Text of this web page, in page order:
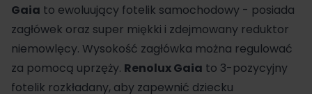
Gaia to ewoluujący fotelik samochodowy - posiada
zagłówek oraz super miękki i zdejmowany reduktor
niemowlęcy. Wysokość zagłówka można regulować
za pomocą uprzęży. Renolux Gaia to 3-pozycyjny
fotelik rozkładany, aby zapewnić dziecku